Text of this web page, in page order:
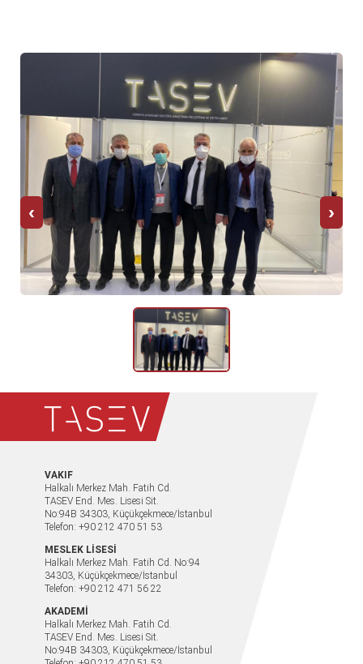
‹ ›
VAKIF
Halkalı Merkez Mah. Fatih Cd.
TASEV End. Mes. Lisesi Sit.
No:94B 34303, Küçükçekmece/İstanbul
Telefon: +90 212 470 51 53
MESLEK LİSESİ
Halkalı Merkez Mah. Fatih Cd. No:94
34303, Küçükçekmece/İstanbul
Telefon: +90 212 471 56 22
AKADEMİ
Halkalı Merkez Mah. Fatih Cd.
TASEV End. Mes. Lisesi Sit.
No:94B 34303, Küçükçekmece/İstanbul